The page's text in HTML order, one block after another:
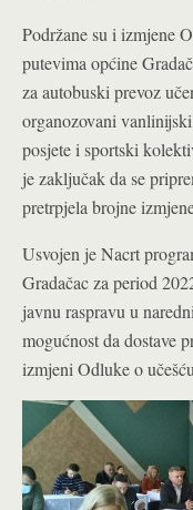
Podržane su i izmjene
putevima općine
za autobuski prevoz
organozovani
posjete i sportski
je zaključak da se
pretrpjela brojne
Usvojen je Nacrt
Gradačac za period
javnu raspravu u
mogućnost da dostave
izmjeni Odluke o